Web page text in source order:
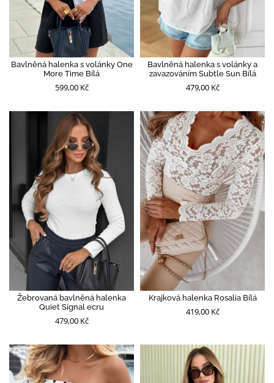
Bavlněná halenka s volánky One
More Time Bílá
599,00 Kč
Bavlněná halenka s volánky a
zavazováním Subtle Sun Bílá
479,00 Kč
Žebrovaná bavlněná halenka
Quiet Signal ecru
479,00 Kč
Krajková halenka Rosalia Bílá
419,00 Kč